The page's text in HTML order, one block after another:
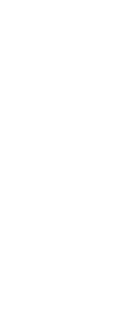
60-летний
понимания,
открывает